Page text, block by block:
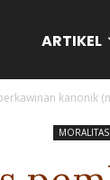
ARTIKEL
kanonik
MORALITAS